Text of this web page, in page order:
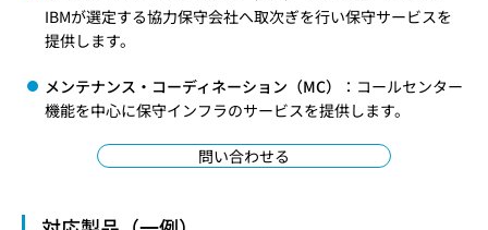
IBMが選定する協力保守会社へ取次ぎを行い保守サービスを
提供します。
メンテナンス・コーディネーション（MC）
：コールセンター
機能を中心に保守インフラのサービスを提供します。
問い合わせる